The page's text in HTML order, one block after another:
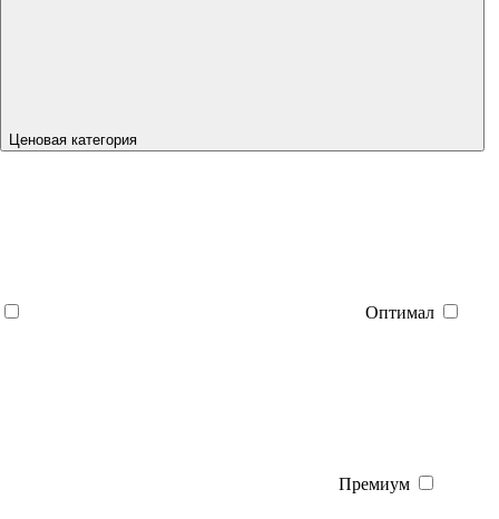
Ценовая категория
Оптимал
Премиум